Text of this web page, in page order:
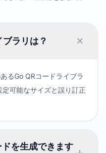
ラリは？
るGo QRコードライブラ
可能なサイズと誤り訂正
を生成できます